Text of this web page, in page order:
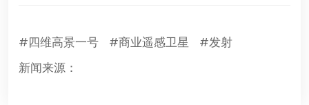
#四维高景一号 #商业遥感卫星
#发射
新闻来源：